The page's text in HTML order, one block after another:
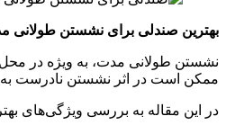
بهترین صندلی برای نشستن طولانی
نشستن طولانی مدت، به ویژه در
ممکن است در اثر نشستن نادرست به
در این مقاله به بررسی ویژگی‌های